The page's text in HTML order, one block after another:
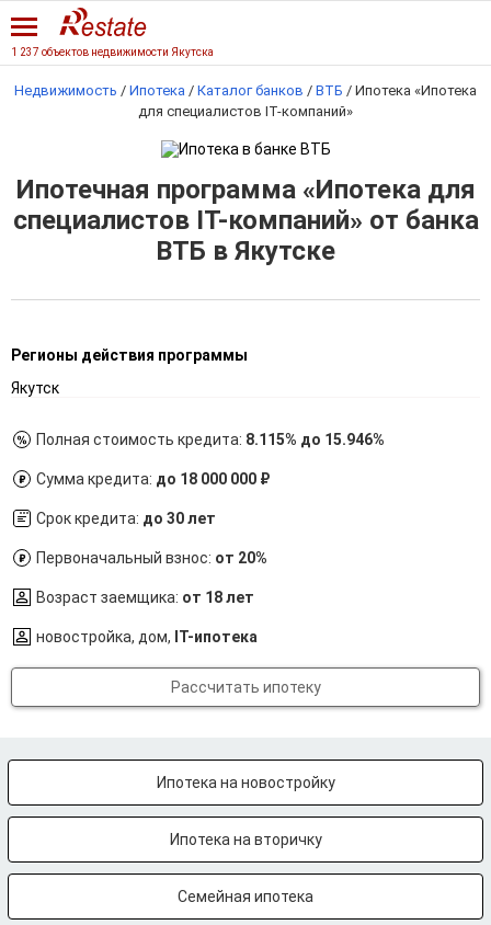
1 237 объектов недвижимости Якутска
Недвижимость / Ипотека / Каталог банков / ВТБ / Ипотека «Ипотека
для специалистов IT-компаний»
Ипотечная программа «Ипотека для
специалистов IT-компаний» от банка
ВТБ в Якутске
Регионы действия программы
Якутск
Полная стоимость кредита: 8.115% до 15.946%
Сумма кредита: до 18 000 000 ₽
Срок кредита: до 30 лет
Первоначальный взнос: от 20%
Возраст заемщика: от 18 лет
новостройка, дом, IT-ипотека
Рассчитать ипотеку
Ипотека на новостройку
Ипотека на вторичку
Семейная ипотека